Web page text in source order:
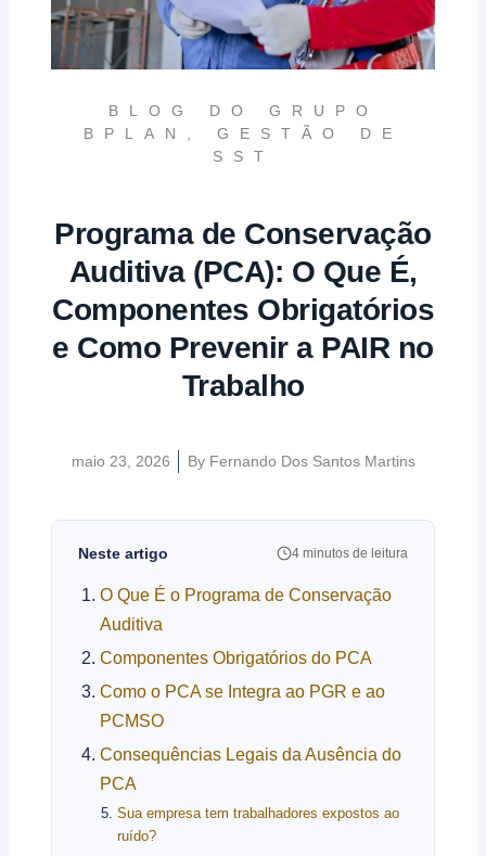
BLOG DO GRUPO
BPLAN , GESTÃO DE
SST
Programa de Conservação
Auditiva (PCA): O Que É,
Componentes Obrigatórios
e Como Prevenir a PAIR no
Trabalho
maio 23, 2026 ByFernando Dos Santos Martins
Neste artigo 4 minutos de leitura
O Que É o Programa de Conservação
Auditiva
Componentes Obrigatórios do PCA
Como o PCA se Integra ao PGR e ao
PCMSO
Consequências Legais da Ausência do
PCA
Sua empresa tem trabalhadores expostos ao
ruído?